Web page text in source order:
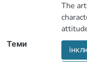
детей
The
Теми